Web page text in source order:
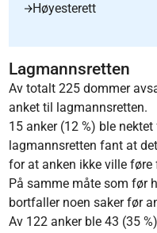
Høyesterett
Lagmannsretten
Av totalt 225 dommer
anket til lagmannsretten.
15 anker (12 %) ble
lagmannsretten fant at
for at anken ikke ville føre
På samme måte som før
bortfaller noen saker før
Av 122 anker ble 43 (35